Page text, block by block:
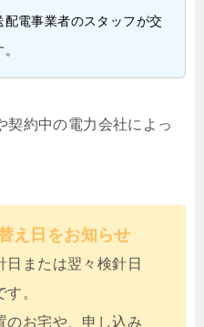
配電事業者のスタッフが交
契約中の電力会社によっ
え日をお知らせ
日または翌々検針日
。
のお宅や、申し込み